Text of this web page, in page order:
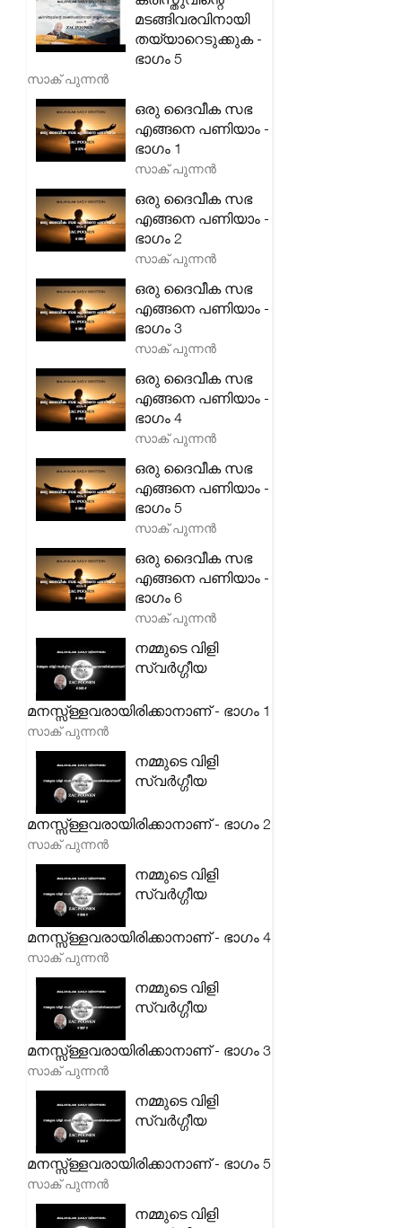
മടങ്ങിവരവിനായി
തയ്യാറെടുക്കുക -
ഭാഗം 5
സാക് പുന്നൻ
ഒരു ദൈവീക സഭ
എങ്ങനെ പണിയാം -
ഭാഗം 1
സാക് പുന്നൻ
ഒരു ദൈവീക സഭ
എങ്ങനെ പണിയാം -
ഭാഗം 2
സാക് പുന്നൻ
ഒരു ദൈവീക സഭ
എങ്ങനെ പണിയാം -
ഭാഗം 3
സാക് പുന്നൻ
ഒരു ദൈവീക സഭ
എങ്ങനെ പണിയാം -
ഭാഗം 4
സാക് പുന്നൻ
ഒരു ദൈവീക സഭ
എങ്ങനെ പണിയാം -
ഭാഗം 5
സാക് പുന്നൻ
ഒരു ദൈവീക സഭ
എങ്ങനെ പണിയാം -
ഭാഗം 6
സാക് പുന്നൻ
നമ്മുടെ വിളി
സ്വർഗ്ഗീയ
മനസ്സ്ള്ളവരായിരിക്കാനാണ് - ഭാഗം 1
സാക് പുന്നൻ
നമ്മുടെ വിളി
സ്വർഗ്ഗീയ
മനസ്സ്ള്ളവരായിരിക്കാനാണ് - ഭാഗം 2
സാക് പുന്നൻ
നമ്മുടെ വിളി
സ്വർഗ്ഗീയ
മനസ്സ്ള്ളവരായിരിക്കാനാണ് - ഭാഗം 4
സാക് പുന്നൻ
നമ്മുടെ വിളി
സ്വർഗ്ഗീയ
മനസ്സ്ള്ളവരായിരിക്കാനാണ് - ഭാഗം 3
സാക് പുന്നൻ
നമ്മുടെ വിളി
സ്വർഗ്ഗീയ
മനസ്സ്ള്ളവരായിരിക്കാനാണ് - ഭാഗം 5
സാക് പുന്നൻ
നമ്മുടെ വിളി